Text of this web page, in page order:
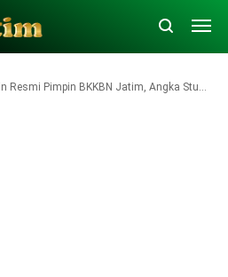
Pimpin BKKBN Jatim, Angka Stunting dan Pernikahan Dini Jadi PR